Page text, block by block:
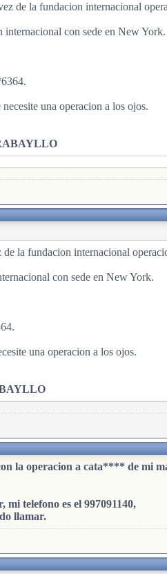
de la fundacion internacional
internacional con sede en New York.
una operacion a los ojos.
la fundacion internacional
con sede en New York.
una operacion a los ojos.
la operacion a cata**** de mi
mi telefono es el 997091140,
llamar.